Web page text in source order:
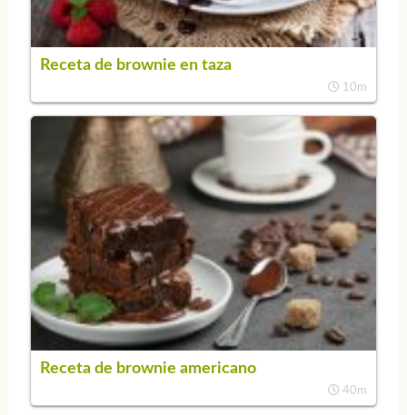
Receta de brownie en taza
10m
Receta de brownie americano
40m